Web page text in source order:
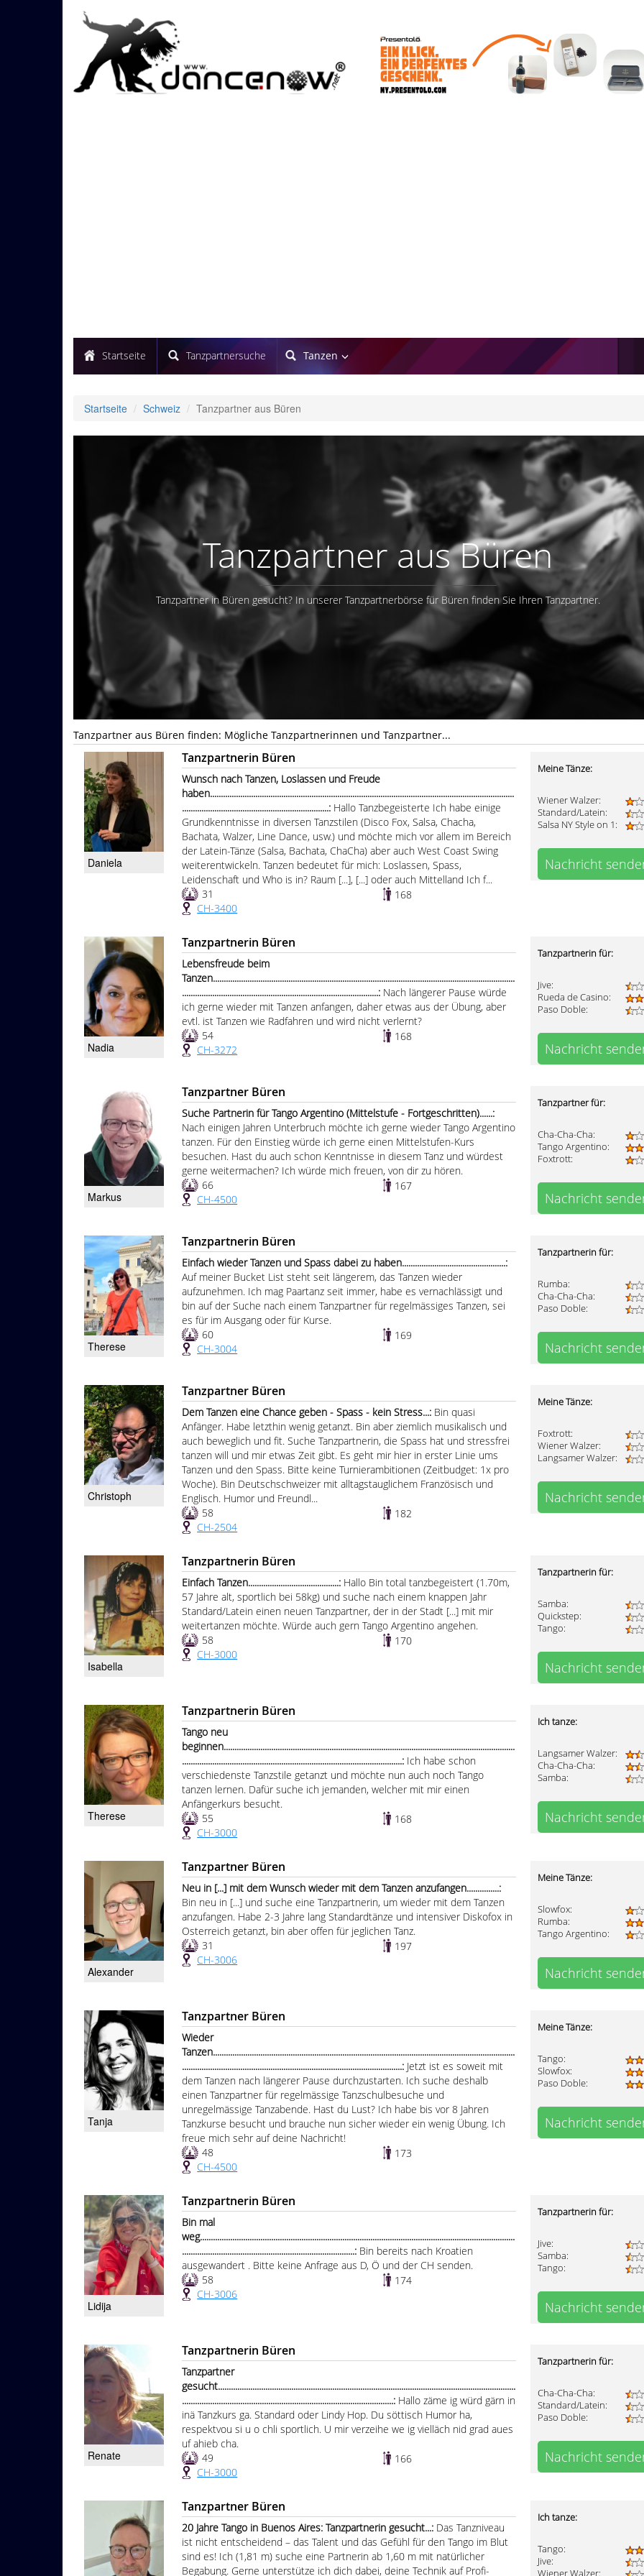
Startseite Tanzpartnersuche Tanzen
Startseite Schweiz Tanzpartner aus Büren
Tanzpartner aus Büren
Tanzpartner in Büren gesucht? In unserer Tanzpartnerbörse für Büren finden Sie Ihren Tanzpartner.
Tanzpartner aus Büren finden: Mögliche Tanzpartnerinnen und Tanzpartner...
Daniela
Tanzpartnerin Büren
Wunsch nach Tanzen, Loslassen und Freude
haben.............................................................................................................................................
....................................................................: Hallo Tanzbegeisterte Ich habe einige
Grundkenntnisse in diversen Tanzstilen (Disco Fox, Salsa, Chacha,
Bachata, Walzer, Line Dance, usw.) und möchte mich vor allem im Bereich
der Latein-Tänze (Salsa, Bachata, ChaCha) aber auch West Coast Swing
weiterentwickeln. Tanzen bedeutet für mich: Loslassen, Spass,
Leidenschaft und Who is in? Raum [...], [...] oder auch Mittelland Ich f...
31
168
CH-3400
Meine Tänze:
Wiener Walzer:
Standard/Latein:
Salsa NY Style on 1:
Nachricht
Nadia
Tanzpartnerin Büren
Lebensfreude beim
Tanzen............................................................................................................................................
...........................................................................................: Nach längerer Pause würde
ich gerne wieder mit Tanzen anfangen, daher etwas aus der Übung, aber
evtl. ist Tanzen wie Radfahren und wird nicht verlernt?
54
168
CH-3272
Tanzpartnerin für:
Jive:
Rueda de Casino:
Paso Doble:
Nachricht
Markus
Tanzpartner Büren
Suche Partnerin für Tango Argentino (Mittelstufe - Fortgeschritten)......:
Nach einigen Jahren Unterbruch möchte ich gerne wieder Tango Argentino
tanzen. Für den Einstieg würde ich gerne einen Mittelstufen-Kurs
besuchen. Hast du auch schon Kenntnisse in diesem Tanz und würdest
gerne weitermachen? Ich würde mich freuen, von dir zu hören.
66
167
CH-4500
Tanzpartner für:
Cha-Cha-Cha:
Tango Argentino:
Foxtrott:
Nachricht
Therese
Tanzpartnerin Büren
Einfach wieder Tanzen und Spass dabei zu haben................................................:
Auf meiner Bucket List steht seit längerem, das Tanzen wieder
aufzunehmen. Ich mag Paartanz seit immer, habe es vernachlässigt und
bin auf der Suche nach einem Tanzpartner für regelmässiges Tanzen, sei
es für im Ausgang oder für Kurse.
60
169
CH-3004
Tanzpartnerin für:
Rumba:
Cha-Cha-Cha:
Paso Doble:
Nachricht
Christoph
Tanzpartner Büren
Dem Tanzen eine Chance geben - Spass - kein Stress...: Bin quasi
Anfänger. Habe letzthin wenig getanzt. Bin aber ziemlich musikalisch und
auch beweglich und fit. Suche Tanzpartnerin, die Spass hat und stressfrei
tanzen will und mir etwas Zeit gibt. Es geht mir hier in erster Linie ums
Tanzen und den Spass. Bitte keine Turnierambitionen (Zeitbudget: 1x pro
Woche). Bin Deutschschweizer mit alltagstauglichem Französisch und
Englisch. Humor und Freundl...
58
182
CH-2504
Meine Tänze:
Foxtrott:
Wiener Walzer:
Langsamer Walzer:
Nachricht
Isabella
Tanzpartnerin Büren
Einfach Tanzen..........................................: Hallo Bin total tanzbegeistert (1.70m,
57 Jahre alt, sportlich bei 58kg) und suche nach einem knappen Jahr
Standard/Latein einen neuen Tanzpartner, der in der Stadt [...] mit mir
weitertanzen möchte. Würde auch gern Tango Argentino angehen.
58
170
CH-3000
Tanzpartnerin für:
Samba:
Quickstep:
Tango:
Nachricht
Therese
Tanzpartnerin Büren
Tango neu
beginnen.......................................................................................................................................
......................................................................................................: Ich habe schon
verschiedenste Tanzstile getanzt und möchte nun auch noch Tango
tanzen lernen. Dafür suche ich jemanden, welcher mit mir einen
Anfängerkurs besucht.
55
168
CH-3000
Ich tanze:
Langsamer Walzer:
Cha-Cha-Cha:
Samba:
Nachricht
Alexander
Tanzpartner Büren
Neu in [...] mit dem Wunsch wieder mit dem Tanzen anzufangen...............:
Bin neu in [...] und suche eine Tanzpartnerin, um wieder mit dem Tanzen
anzufangen. Habe 2-3 Jahre lang Standardtänze und intensiver Diskofox in
Osterreich getanzt, bin aber offen für jeglichen Tanz.
31
197
CH-3006
Meine Tänze:
Slowfox:
Rumba:
Tango Argentino:
Nachricht
Tanja
Tanzpartner Büren
Wieder
Tanzen............................................................................................................................................
......................................................................................................: Jetzt ist es soweit mit
dem Tanzen nach längerer Pause durchzustarten. Ich suche deshalb
einen Tanzpartner für regelmässige Tanzschulbesuche und
unregelmässige Tanzabende. Hast du Lust? Ich habe bis vor 8 Jahren
Tanzkurse besucht und brauche nun sicher wieder ein wenig Übung. Ich
freue mich sehr auf deine Nachricht!
48
173
CH-4500
Meine Tänze:
Tango:
Slowfox:
Paso Doble:
Nachricht
Lidija
Tanzpartnerin Büren
Bin mal
weg..................................................................................................................................................
................................................................................: Bin bereits nach Kroatien
ausgewandert . Bitte keine Anfrage aus D, Ö und der CH senden.
58
174
CH-3006
Tanzpartnerin für:
Jive:
Samba:
Tango:
Nachricht
Renate
Tanzpartnerin Büren
Tanzpartner
gesucht..........................................................................................................................................
..................................................................................................: Hallo zäme ig würd gärn in
inä Tanzkurs ga. Standard oder Lindy Hop. Du söttisch Humor ha,
respektvou si u o chli sportlich. U mir verzeihe we ig vielläch nid grad aues
uf ahieb cha.
49
166
CH-3000
Tanzpartnerin für:
Cha-Cha-Cha:
Standard/Latein:
Paso Doble:
Nachricht
Tanzpartner Büren
20 Jahre Tango in Buenos Aires: Tanzpartnerin gesucht...: Das Tanzniveau
ist nicht entscheidend – das Talent und das Gefühl für den Tango im Blut
sind es! Ich (1,81 m) suche eine Partnerin ab 1,60 m mit natürlicher
Begabung. Gerne unterstütze ich dich dabei, deine Technik auf Profi-
Ich tanze:
Tango:
Jive:
Wiener Walzer: